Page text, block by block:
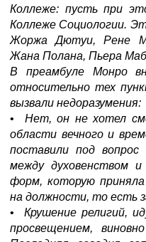
Коллеже: пусть при
Коллеже Социологии.
Жоржа Дютуи, Рене
Жана Полана, Пьера
В преамбуле Монро
относительно тех
вызвали недоразумения:
• Нет, он не хотел
области вечного и
поставили под
между духовенством
форм, которую приняла
на должности, то есть
• Крушение религий,
просвещением,